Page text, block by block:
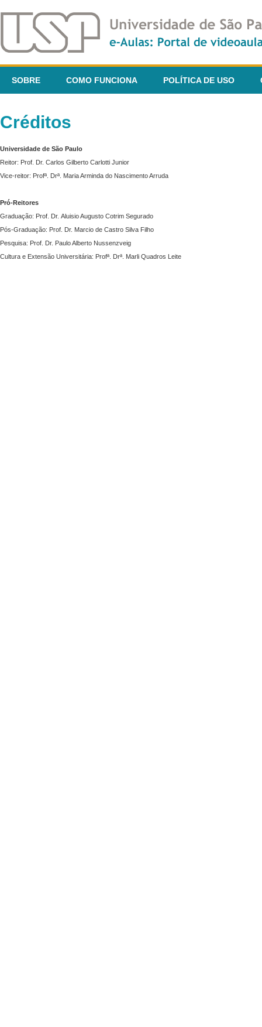
SOBRE COMO FUNCIONA POLÍTICA DE USO
Créditos
Universidade de São Paulo
Reitor: Prof. Dr. Carlos Gilberto Carlotti Junior
Vice-reitor: Profª. Drª. Maria Arminda do Nascimento Arruda
Pró-Reitores
Graduação: Prof. Dr. Aluisio Augusto Cotrim Segurado
Pós-Graduação: Prof. Dr. Marcio de Castro Silva Filho
Pesquisa: Prof. Dr. Paulo Alberto Nussenzveig
Cultura e Extensão Universitária: Profª. Drª. Marli Quadros Leite